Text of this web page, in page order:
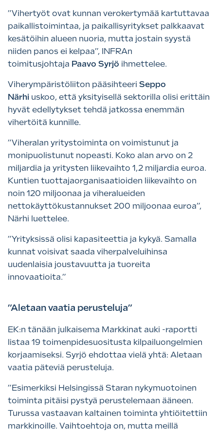
”Vihertyöt ovat kunnan verokertymää kartuttavaa
paikallistoimintaa, ja paikallisyritykset palkkaavat
kesätöihin alueen nuoria, mutta jostain syystä
niiden panos ei kelpaa”, INFRAn
toimitusjohtaja Paavo Syrjö ihmettelee.
Viherympäristöliiton pääsihteeri Seppo
Närhi uskoo, että yksityisellä sektorilla olisi erittäin
hyvät edellytykset tehdä jatkossa enemmän
vihertöitä kunnille.
”Viheralan yritystoiminta on voimistunut ja
monipuolistunut nopeasti. Koko alan arvo on 2
miljardia ja yritysten liikevaihto 1,2 miljardia euroa.
Kuntien tuottajaorganisaatioiden liikevaihto on
noin 120 miljoonaa ja viheralueiden
nettokäyttökustannukset 200 miljoonaa euroa”,
Närhi luettelee.
”Yrityksissä olisi kapasiteettia ja kykyä. Samalla
kunnat voisivat saada viherpalveluihinsa
uudenlaisia joustavuutta ja tuoreita
innovaatioita.”
”Aletaan vaatia perusteluja”
EK:n tänään julkaisema Markkinat auki -raportti
listaa 19 toimenpidesuositusta kilpailuongelmien
korjaamiseksi. Syrjö ehdottaa vielä yhtä: Aletaan
vaatia päteviä perusteluja.
”Esimerkiksi Helsingissä Staran nykymuotoinen
toiminta pitäisi pystyä perustelemaan ääneen.
Turussa vastaavan kaltainen toiminta yhtiöitettiin
markkinoille. Vaihtoehtoja on, mutta meillä